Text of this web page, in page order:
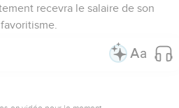
recevra le salaire de son